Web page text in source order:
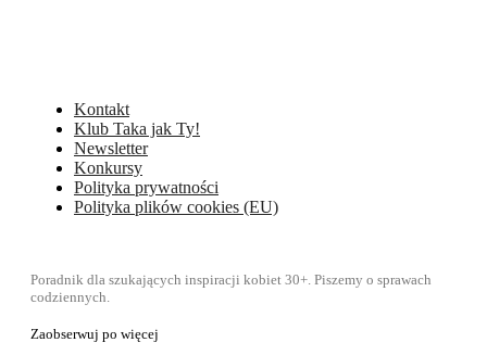
Kontakt
Klub Taka jak Ty!
Newsletter
Konkursy
Polityka prywatności
Polityka plików cookies (EU)
Poradnik dla szukających inspiracji kobiet 30+. Piszemy o sprawach
codziennych.
Zaobserwuj po więcej